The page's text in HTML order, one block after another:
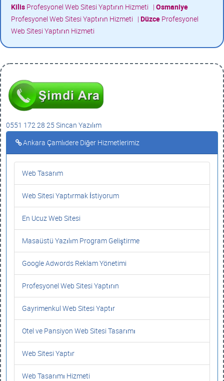
Kilis Profesyonel Web Sitesi Yaptırın Hizmeti | Osmaniye
Profesyonel Web Sitesi Yaptırın Hizmeti | Düzce Profesyonel
Web Sitesi Yaptırın Hizmeti
0551 172 28 25 Sincan Yazılım
Ankara Çamlıdere Diğer Hizmetlerimiz
Web Tasarım
Web Sitesi Yaptırmak İstiyorum
En Ucuz Web Sitesi
Masaüstü Yazılım Program Geliştirme
Google Adwords Reklam Yönetimi
Profesyonel Web Sitesi Yaptırın
Gayrimenkul Web Sitesi Yaptır
Otel ve Pansiyon Web Sitesi Tasarımı
Web Sitesi Yaptır
Web Tasarımı Hizmeti